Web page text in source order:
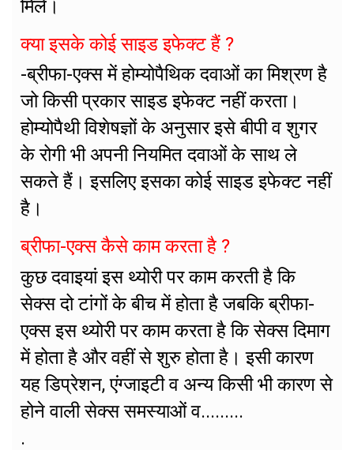
मिलें।
क्या इसके कोई साइड इफेक्ट हैं ?
-ब्रीफा-एक्स में होम्योपैथिक दवाओं का मिश्रण है
जो किसी प्रकार साइड इफेक्ट नहीं करता।
होम्योपैथी विशेषज्ञों के अनुसार इसे बीपी व शुगर
के रोगी भी अपनी नियमित दवाओं के साथ ले
सकते हैं। इसलिए इसका कोई साइड इफेक्ट नहीं
है।
ब्रीफा-एक्स कैसे काम करता है ?
कुछ दवाइयां इस थ्योरी पर काम करती है कि
सेक्स दो टांगों के बीच में होता है जबकि ब्रीफा-
एक्स इस थ्योरी पर काम करता है कि सेक्स दिमाग
में होता है और वहीं से शुरु होता है। इसी कारण
यह डिप्रेशन, एंग्जाइटी व अन्य किसी भी कारण से
होने वाली सेक्स समस्याओं व.........
.